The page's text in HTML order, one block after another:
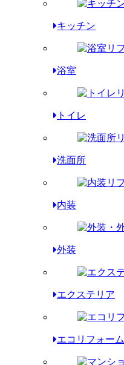
キッチン
浴室
トイレ
洗面所
内装
外装
エクステリア
エコリフォーム